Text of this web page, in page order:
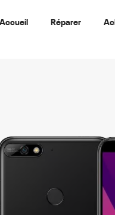
Accueil Réparer